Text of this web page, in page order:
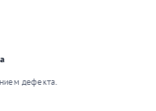
дефекта.